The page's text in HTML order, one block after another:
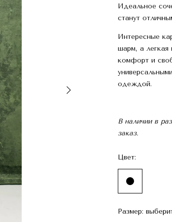
Идеальное
станут
Интересные
шарм, а легкая
комфорт и
одеждой.
В наличии в
заказ.
Цвет:
Размер: